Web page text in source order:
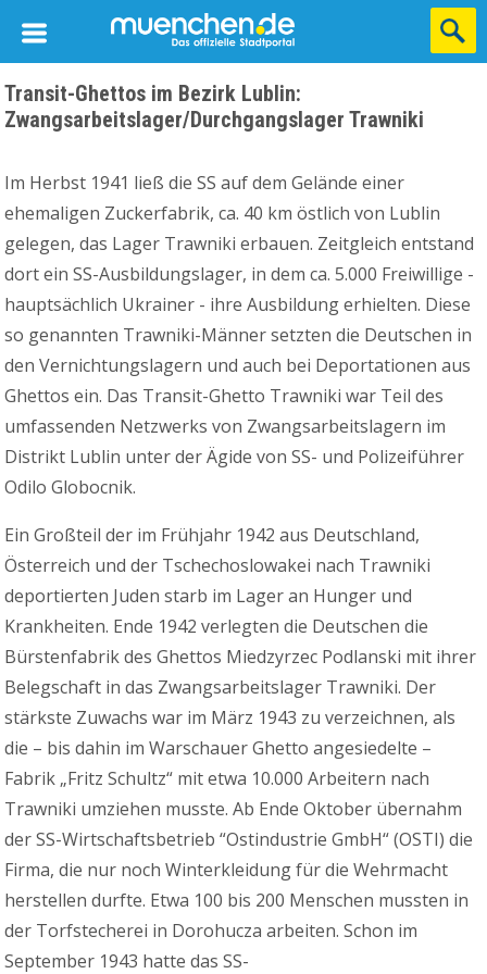
Transit-Ghettos im Bezirk Lublin:
Zwangsarbeitslager/Durchgangslager Trawniki
Im Herbst 1941 ließ die SS auf dem Gelände einer
ehemaligen Zuckerfabrik, ca. 40 km östlich von Lublin
gelegen, das Lager Trawniki erbauen. Zeitgleich entstand
dort ein SS-Ausbildungslager, in dem ca. 5.000 Freiwillige -
hauptsächlich Ukrainer - ihre Ausbildung erhielten. Diese
so genannten Trawniki-Männer setzten die Deutschen in
den Vernichtungslagern und auch bei Deportationen aus
Ghettos ein. Das Transit-Ghetto Trawniki war Teil des
umfassenden Netzwerks von Zwangsarbeitslagern im
Distrikt Lublin unter der Ägide von SS- und Polizeiführer
Odilo Globocnik.
Ein Großteil der im Frühjahr 1942 aus Deutschland,
Österreich und der Tschechoslowakei nach Trawniki
deportierten Juden starb im Lager an Hunger und
Krankheiten. Ende 1942 verlegten die Deutschen die
Bürstenfabrik des Ghettos Miedzyrzec Podlanski mit ihrer
Belegschaft in das Zwangsarbeitslager Trawniki. Der
stärkste Zuwachs war im März 1943 zu verzeichnen, als
die – bis dahin im Warschauer Ghetto angesiedelte –
Fabrik „Fritz Schultz“ mit etwa 10.000 Arbeitern nach
Trawniki umziehen musste. Ab Ende Oktober übernahm
der SS-Wirtschaftsbetrieb “Ostindustrie GmbH“ (OSTI) die
Firma, die nur noch Winterkleidung für die Wehrmacht
herstellen durfte. Etwa 100 bis 200 Menschen mussten in
der Torfstecherei in Dorohucza arbeiten. Schon im
September 1943 hatte das SS-